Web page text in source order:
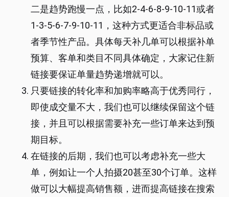
二是趋势跑慢一点，比如2-4-6-8-9-10-11或者
1-3-5-6-7-9-10-11，这种方式更适合非标品或
者季节性产品。具体每天补几单可以根据补单
预算、客单和类目不同具体确定，大家记住新
链接要保证单量趋势递增就可以。
只要链接的转化率和加购率略高于优秀同行，
即使成交量不大，我们也可以继续保留这个链
接，并且可以根据需要补充一些订单来达到预
期目标。
在链接的后期，我们也可以考虑补充一些大
单，例如让一个人拍摄20甚至30个订单。这样
做可以大幅提高销售额，进而提高链接在搜索